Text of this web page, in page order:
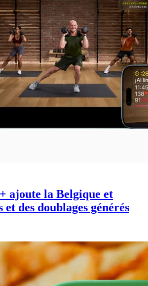
ajoute la Belgique et
et des doublages générés